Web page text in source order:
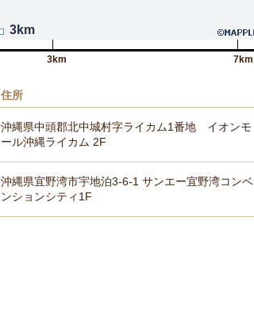
3km
3km 7km
住所
沖縄県中頭郡北中城村字ライカム1番地 イオンモ
ール沖縄ライカム 2F
沖縄県宜野湾市宇地泊3-6-1 サンエー宜野湾コンベ
ンションシティ1F